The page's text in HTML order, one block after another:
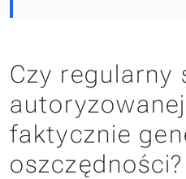
Czy regularny
faktycznie
oszczędności?